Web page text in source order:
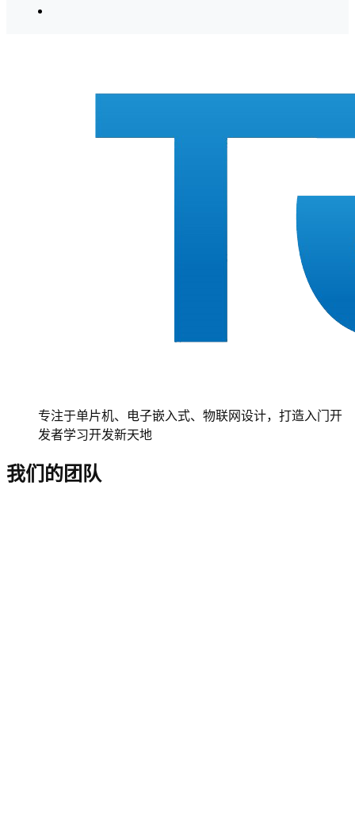
专注于单片机、电子嵌入式、物联网设计，打造入门开
发者学习开发新天地
我们的团队